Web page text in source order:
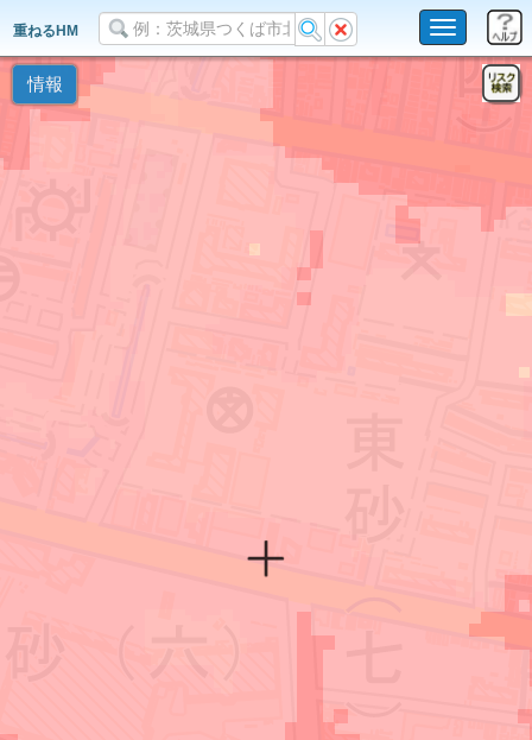
Toggle
navigation
重ねるHM
情報